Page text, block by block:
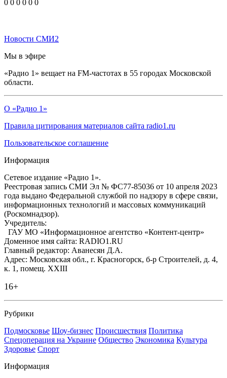
0 0 0 0 0 0
Новости СМИ2
Мы в эфире
«Радио 1» вещает на FM-частотах в 55 городах Московской
области.
О «Радио 1»
Правила цитирования материалов сайта radio1.ru
Пользовательское соглашение
Информация
Сетевое издание «Радио 1».
Реестровая запись СМИ Эл № ФС77-85036 от 10 апреля 2023
года выдано Федеральной службой по надзору в сфере связи,
информационных технологий и массовых коммуникаций
(Роскомнадзор).
Учредитель:
ГАУ МО «Информационное агентство «Контент-центр»
Доменное имя сайта: RADIO1.RU
Главный редактор: Аванесян Д.А.
Адрес: Московская обл., г. Красногорск, б-р Строителей, д. 4,
к. 1, помещ. XXIII
16+
Рубрики
Подмосковье Шоу-бизнес Происшествия Политика
Спецоперация на Украине Общество Экономика Культура
Здоровье Спорт
Информация